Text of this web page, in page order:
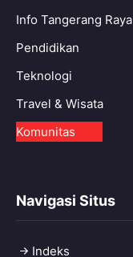
Info Tangerang Raya
Pendidikan
Teknologi
Travel & Wisata
Komunitas
Navigasi Situs
Indeks